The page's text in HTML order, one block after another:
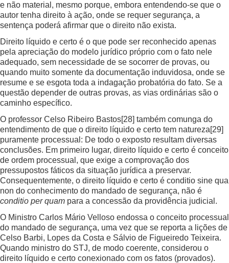
e não material, mesmo porque, embora entendendo-se que o
autor tenha direito à ação, onde se requer segurança, a
sentença poderá afirmar que o direito não exista.
Direito líquido e certo é o que pode ser reconhecido apenas
pela apreciação do modelo jurídico próprio com o fato nele
adequado, sem necessidade de se socorrer de provas, ou
quando muito somente da documentação induvidosa, onde se
resume e se esgota toda a indagação probatória do fato. Se a
questão depender de outras provas, as vias ordinárias são o
caminho específico.
O professor Celso Ribeiro Bastos[28] também comunga do
entendimento de que o direito líquido e certo tem natureza[29]
puramente processual: De todo o exposto resultam diversas
conclusões. Em primeiro lugar, direito líquido e certo é conceito
de ordem processual, que exige a comprovação dos
pressupostos fáticos da situação jurídica a preservar.
Consequentemente, o direito líquido e certo é conditio sine qua
non do conhecimento do mandado de segurança, não é
conditio per quam para a concessão da providência judicial.
O Ministro Carlos Mário Velloso endossa o conceito processual
do mandado de segurança, uma vez que se reporta a lições de
Celso Barbi, Lopes da Costa e Sálvio de Figueiredo Teixeira.
Quando ministro do STJ, de modo coerente, considerou o
direito líquido e certo conexionado com os fatos (provados).